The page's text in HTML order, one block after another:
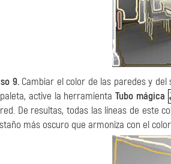
9.Cambiar el color de las paredes y del
active la herramientaTubo mágica
De resultas, todas las líneas de este
más oscuro que armoniza con el